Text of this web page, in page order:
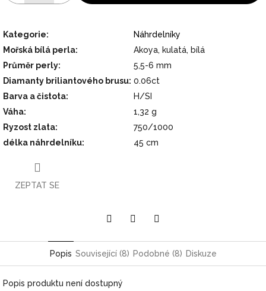
Kategorie:
Náhrdelníky
Mořská bílá perla:
Akoya, kulatá, bílá
Průměr perly:
5,5-6 mm
Diamanty briliantového brusu: 0.06ct
Barva a čistota:
H/SI
Váha:
1,32 g
Ryzost zlata:
750/1000
délka náhrdelníku: 45 cm
ZEPTAT SE
Popis Související (8) Podobné (8) Diskuze
Popis produktu není dostupný